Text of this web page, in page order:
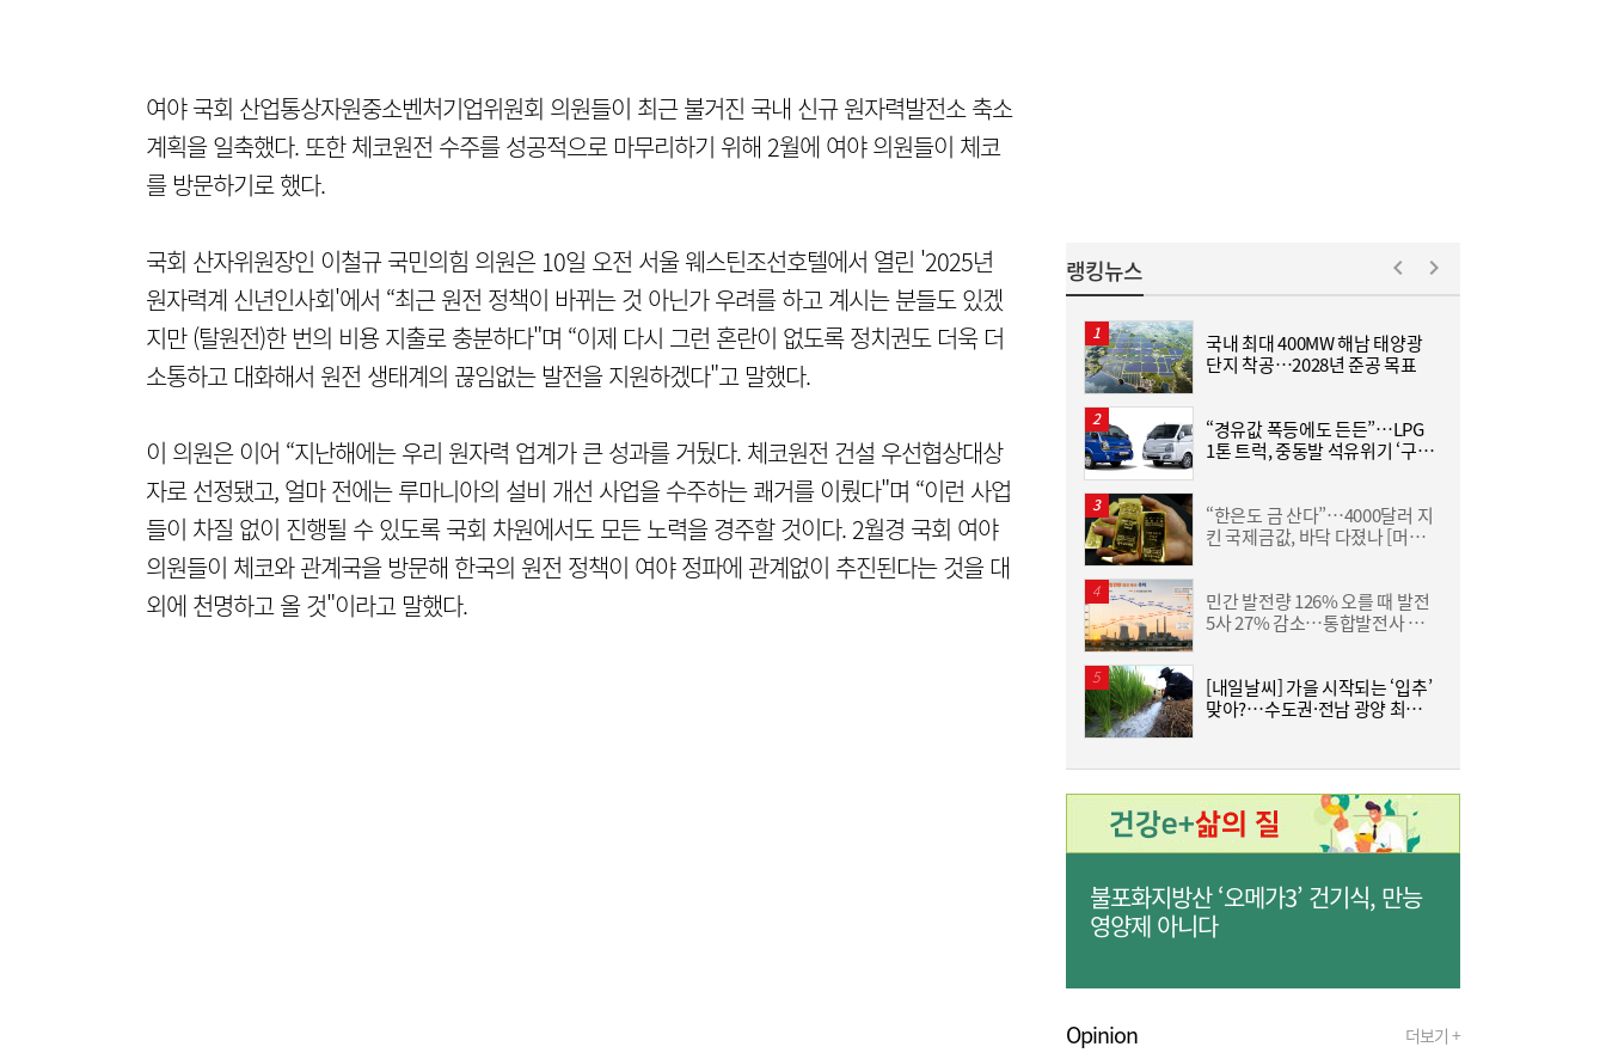
여야 국회 산업통상자원중소벤처기업위원회 의원들이 최근 불거진 국내 신규 원자력발전소 축소
계획을 일축했다. 또한 체코원전 수주를 성공적으로 마무리하기 위해 2월에 여야 의원들이 체코
를 방문하기로 했다.
국회 산자위원장인 이철규 국민의힘 의원은 10일 오전 서울 웨스틴조선호텔에서 열린 '2025년
원자력계 신년인사회'에서 “최근 원전 정책이 바뀌는 것 아닌가 우려를 하고 계시는 분들도 있겠
지만 (탈원전)한 번의 비용 지출로 충분하다"며 “이제 다시 그런 혼란이 없도록 정치권도 더욱 더
소통하고 대화해서 원전 생태계의 끊임없는 발전을 지원하겠다"고 말했다.
이 의원은 이어 “지난해에는 우리 원자력 업계가 큰 성과를 거뒀다. 체코원전 건설 우선협상대상
자로 선정됐고, 얼마 전에는 루마니아의 설비 개선 사업을 수주하는 쾌거를 이뤘다"며 “이런 사업
들이 차질 없이 진행될 수 있도록 국회 차원에서도 모든 노력을 경주할 것이다. 2월경 국회 여야
의원들이 체코와 관계국을 방문해 한국의 원전 정책이 여야 정파에 관계없이 추진된다는 것을 대
외에 천명하고 올 것"이라고 말했다.
15:37
LG유플러스, 2분기 영업익 3445억원…역대
최대 실적
구리 케이블도 美 품목관세 도마 위…‘슈퍼사
이클’ 전선업계 ‘촉각’
랭킹뉴스
국내 최대 400MW 해남 태양광
단지 착공…2028년 준공 목표
“경유값 폭등에도 든든”…LPG
1톤 트럭, 중동발 석유위기 ‘구원
“한은도 금 산다”…4000달러 지
킨 국제금값, 바닥 다졌나 [머니
민간 발전량 126% 오를 때 발전
5사 27% 감소…통합발전사 출
[내일날씨] 가을 시작되는 ‘입추’
맞아?…수도권·전남 광양 최고
불포화지방산 ‘오메가3’ 건기식, 만능
영양제 아니다
Opinion 더보기 +